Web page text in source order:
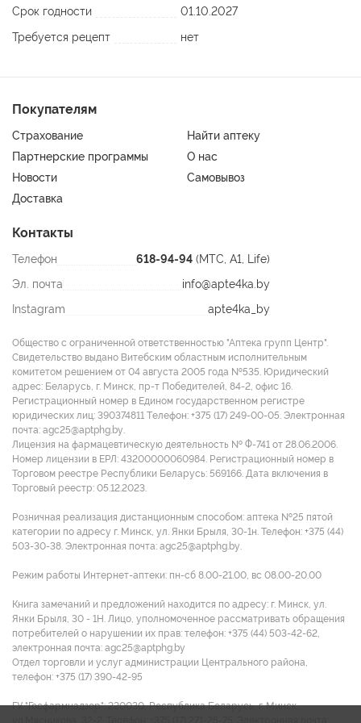
Индивидуальная непереносимость компонентов.
Срок годности
01.10.2027
Требуется рецепт
нет
Покупателям
Страхование
Найти аптеку
Партнерские программы
О нас
Новости
Самовывоз
Доставка
Контакты
Телефон 618-94-94 (МТС, A1, Life)
Эл. почта
info@apte4ka.by
Instagram
apte4ka_by
Общество с ограниченной ответственностью "Аптека групп Центр".
Свидетельство выдано Витебским областным исполнительным
комитетом решением от 04 августа 2005 года №535. Юридический
адрес: Беларусь, г. Минск, пр-т Победителей, 84-2, офис 16.
Регистрационный номер в Едином государственном регистре
юридических лиц: 390374811 Tелефон: +375 (17) 249-00-05. Электронная
почта: agc25@aptphg.by.
Лицензия на фармацевтическую деятельность № Ф-741 от 28.06.2006.
Номер лицензии в ЕРЛ: 43200000060984. Регистрационный номер в
Торговом реестре Республики Беларусь: 569166. Дата включения в
Торговый реестр: 05.12.2023.
Розничная реализация дистанционным способом: аптека №25 пятой
категории по адресу г. Минск, ул. Янки Брыля, 30-1н. Телефон: +375 (44)
503-30-38. Электронная почта: agc25@aptphg.by.
Режим работы Интернет-аптеки: пн-сб 8.00-21.00, вс 08.00-20.00
Книга замечаний и предложений находится по адресу: г. Минск, ул.
Янки Брыля, 30 - 1Н. Лицо, уполномоченное рассматривать обращения
потребителей о нарушении их прав: телефон: +375 (44) 503-42-62,
электронная почта: agc25@aptphg.by
Отдел торговли и услуг администрации Центрального района,
телефон: +375 (17) 390-42-95
ГУ "Госфармнадзор": 220030, Республика Беларусь, г. Минск,